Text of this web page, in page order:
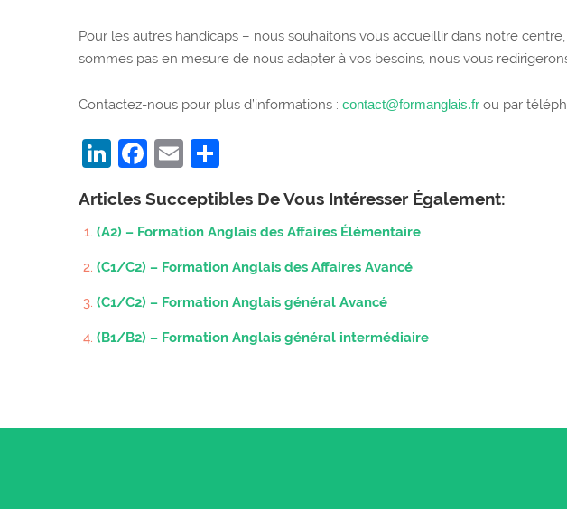
Pour les autres handicaps – nous souhaitons vous accueillir dans notre
sommes pas en mesure de nous adapter à vos besoins, nous vous
Contactez-nous pour plus d’informations : contact@formanglais.fr ou par
LinkedIn
Facebook
Email
Articles Succeptibles De Vous Intéresser Également:
(A2) – Formation Anglais des Affaires Élémentaire
(C1/C2) – Formation Anglais des Affaires Avancé
(C1/C2) – Formation Anglais général Avancé
(B1/B2) – Formation Anglais général intermédiaire